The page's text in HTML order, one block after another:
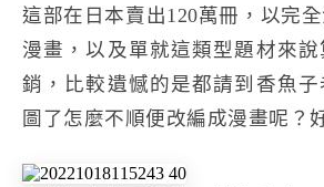
這部在日本賣出120萬冊，以完
漫畫，以及單就這類型題材來
銷，比較遺憾的是都請到香魚
圖了怎麼不順便改編成漫畫呢？